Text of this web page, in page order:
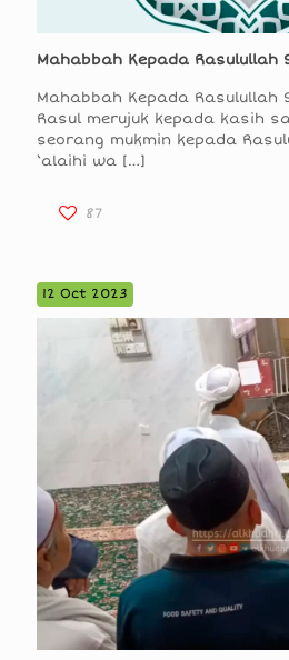
Mahabbah Kepada Rasulullah
Mahabbah Kepada Rasulullah
Rasul merujuk kepada kasih
seorang mukmin kepada
‘alaihi wa […]
87
12 Oct 2023